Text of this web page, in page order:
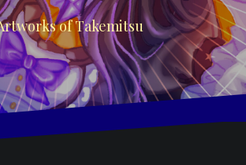
of Takemitsu